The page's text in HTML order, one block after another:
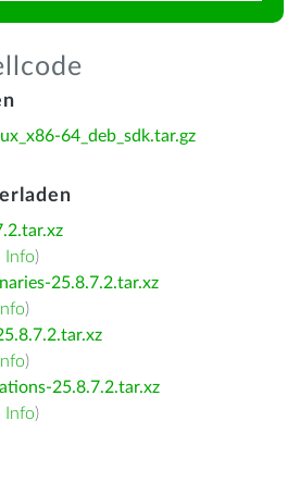
64_deb_sdk.tar.gz
Info)
25.8.7.2.tar.xz
Info)
Info)
25.8.7.2.tar.xz
Info)